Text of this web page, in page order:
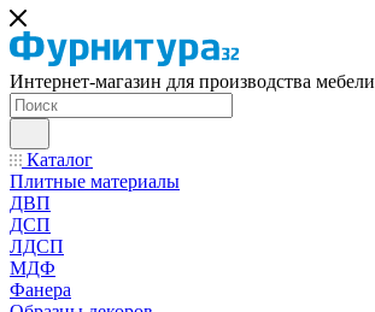
Интернет-магазин для производства мебели
Каталог
Плитные материалы
ДВП
ДСП
ЛДСП
МДФ
Фанера